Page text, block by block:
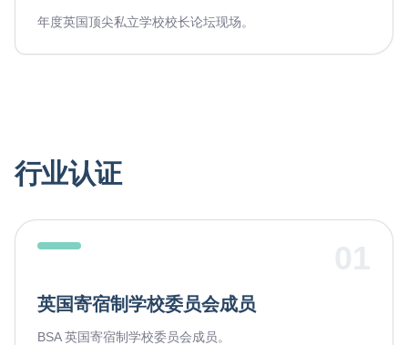
年度英国顶尖私立学校校长论坛现场。
行业认证
英国寄宿制学校委员会成员
BSA 英国寄宿制学校委员会成员。